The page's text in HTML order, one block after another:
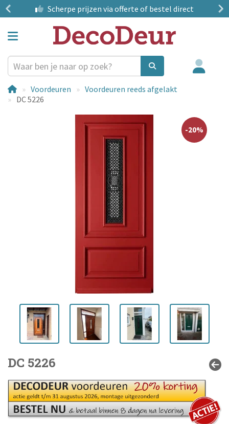
Scherpe prijzen via offerte of bestel direct
Voordeuren
Voordeuren reeds afgelakt
DC 5226
-20%
DC 5226